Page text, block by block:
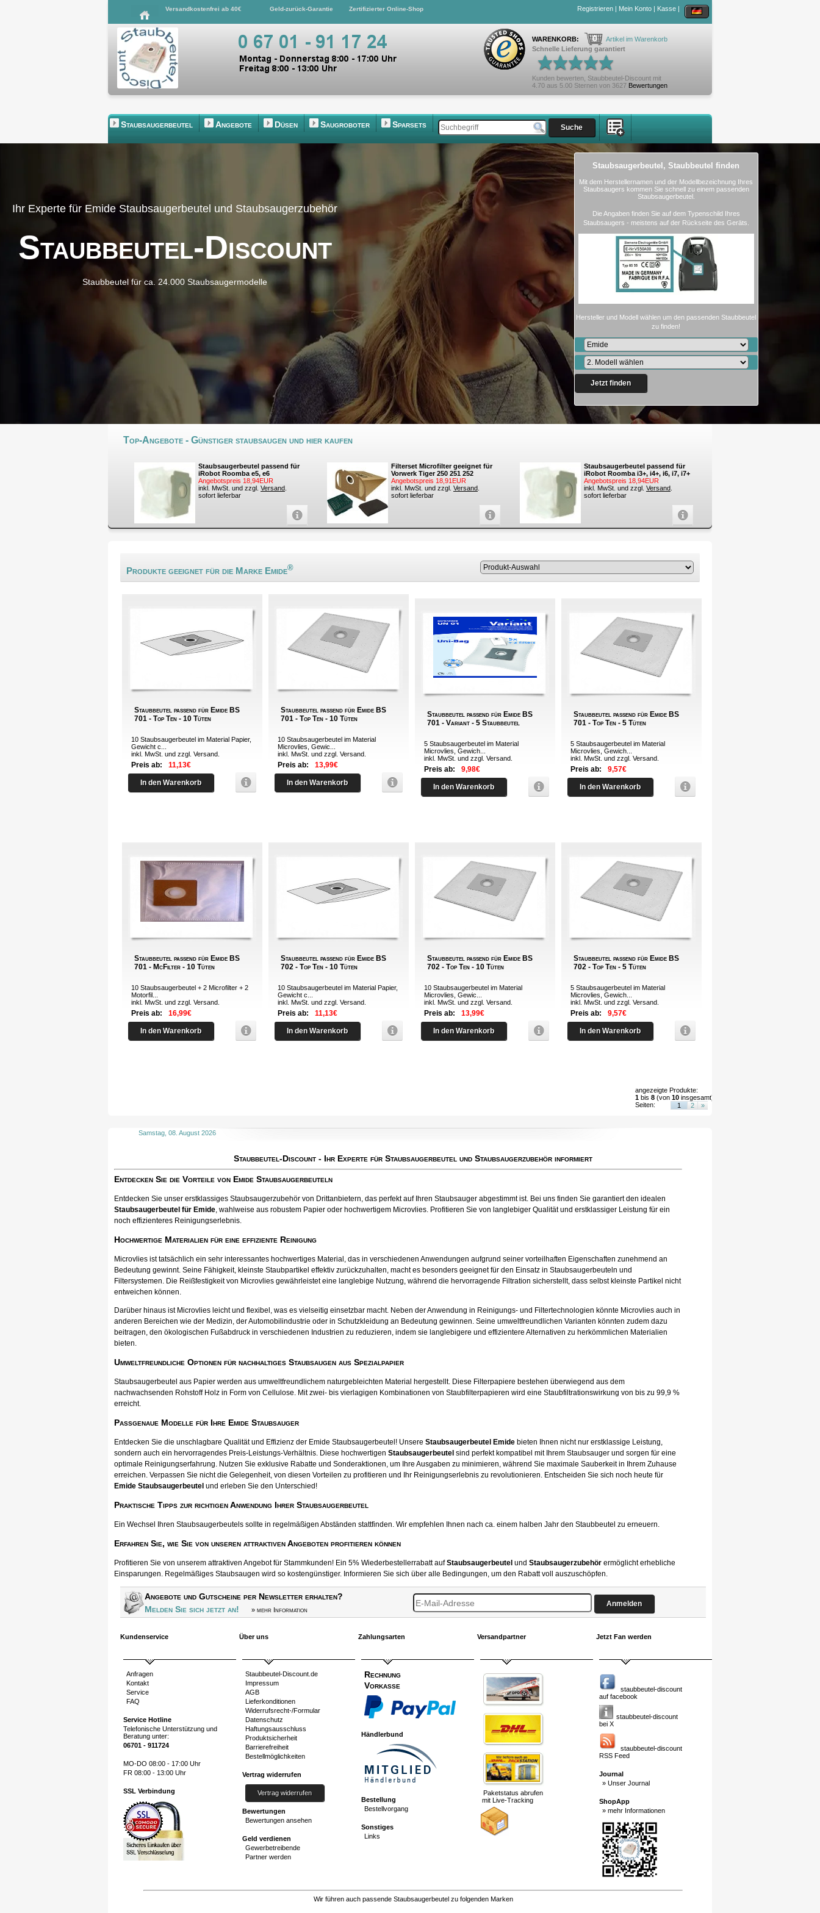
Versandkostenfrei ab 40€ Geld-zurück-Garantie Zertifizierter Online-Shop Registrieren | Mein Konto | Kasse |
WARENKORB: 0
Artikel im Warenkorb
Schnelle Lieferung garantiert
Kunden bewerten, Staubbeutel-Discount mit
4.70 aus 5.00 Sternen von 3627 Bewertungen
Staubsaugerbeutel Angebote Düsen Saugroboter Sparsets
Ihr Experte für Emide Staubsaugerbeutel und Staubsaugerzubehör
Staubbeutel-Discount
Staubbeutel für ca. 24.000 Staubsaugermodelle
Staubsaugerbeutel, Staubbeutel finden
Mit dem Herstellernamen und der Modellbezeichnung Ihres
Staubsaugers kommen Sie schnell zu einem passenden
Staubsaugerbeutel.
Die Angaben finden Sie auf dem Typenschild Ihres
Staubsaugers - meistens auf der Rückseite des Geräts.
Hersteller und Modell wählen um den passenden Staubbeutel
zu finden!
Jetzt finden
Top-Angebote - Günstiger staubsaugen und hier kaufen
Staubsaugerbeutel passend für
iRobot Roomba e5, e6
Angebotspreis 18,94EUR
inkl. MwSt. und zzgl. Versand
sofort lieferbar
Filterset Microfilter geeignet für
Vorwerk Tiger 250 251 252
Angebotspreis 18,91EUR
inkl. MwSt. und zzgl. Versand
sofort lieferbar
Staubsaugerbeutel passend für
iRobot Roomba i3+, i4+, i6, i7, i7+
Angebotspreis 18,94EUR
inkl. MwSt. und zzgl. Versand
sofort lieferbar
Produkte geeignet für die Marke Emide®
Staubbeutel passend für Emide BS
701 - Top Ten - 10 Tüten
10 Staubsaugerbeutel im Material Papier,
Gewicht c...
inkl. MwSt. und zzgl. Versand
Preis ab: 11,13€
In den Warenkorb
Staubbeutel passend für Emide BS
701 - Top Ten - 10 Tüten
10 Staubsaugerbeutel im Material
Microvlies, Gewic...
inkl. MwSt. und zzgl. Versand
Preis ab: 13,99€
In den Warenkorb
Staubbeutel passend für Emide BS
701 - Variant - 5 Staubbeutel
5 Staubsaugerbeutel im Material
Microvlies, Gewich...
inkl. MwSt. und zzgl. Versand
Preis ab: 9,98€
In den Warenkorb
Staubbeutel passend für Emide BS
701 - Top Ten - 5 Tüten
5 Staubsaugerbeutel im Material
Microvlies, Gewich...
inkl. MwSt. und zzgl. Versand
Preis ab: 9,57€
In den Warenkorb
Staubbeutel passend für Emide BS
701 - McFilter - 10 Tüten
10 Staubsaugerbeutel + 2 Microfilter + 2
Motorfil...
inkl. MwSt. und zzgl. Versand
Preis ab: 16,99€
In den Warenkorb
Staubbeutel passend für Emide BS
702 - Top Ten - 10 Tüten
10 Staubsaugerbeutel im Material Papier,
Gewicht c...
inkl. MwSt. und zzgl. Versand
Preis ab: 11,13€
In den Warenkorb
Staubbeutel passend für Emide BS
702 - Top Ten - 10 Tüten
10 Staubsaugerbeutel im Material
Microvlies, Gewic...
inkl. MwSt. und zzgl. Versand
Preis ab: 13,99€
In den Warenkorb
Staubbeutel passend für Emide BS
702 - Top Ten - 5 Tüten
5 Staubsaugerbeutel im Material
Microvlies, Gewich...
inkl. MwSt. und zzgl. Versand
Preis ab: 9,57€
In den Warenkorb
angezeigte Produkte:
1 bis 8 (von 10 insgesamt)
Seiten:
1 2 »
Samstag, 08. August 2026
Staubbeutel-Discount - Ihr Experte für Staubsaugerbeutel und Staubsaugerzubehör informiert
Entdecken Sie die Vorteile von Emide Staubsaugerbeuteln
Entdecken Sie unser erstklassiges Staubsaugerzubehör von Drittanbietern, das perfekt auf Ihren Staubsauger abgestimmt ist. Bei uns finden Sie garantiert den idealen
Staubsaugerbeutel für Emide, wahlweise aus robustem Papier oder hochwertigem Microvlies. Profitieren Sie von langlebiger Qualität und erstklassiger Leistung für ein
noch effizienteres Reinigungserlebnis.
Hochwertige Materialien für eine effiziente Reinigung
Microvlies ist tatsächlich ein sehr interessantes hochwertiges Material, das in verschiedenen Anwendungen aufgrund seiner vorteilhaften Eigenschaften zunehmend an
Bedeutung gewinnt. Seine Fähigkeit, kleinste Staubpartikel effektiv zurückzuhalten, macht es besonders geeignet für den Einsatz in Staubsaugerbeuteln und
Filtersystemen. Die Reißfestigkeit von Microvlies gewährleistet eine langlebige Nutzung, während die hervorragende Filtration sicherstellt, dass selbst kleinste Partikel nicht
entweichen können.
Darüber hinaus ist Microvlies leicht und flexibel, was es vielseitig einsetzbar macht. Neben der Anwendung in Reinigungs- und Filtertechnologien könnte Microvlies auch in
anderen Bereichen wie der Medizin, der Automobilindustrie oder in Schutzkleidung an Bedeutung gewinnen. Seine umweltfreundlichen Varianten könnten zudem dazu
beitragen, den ökologischen Fußabdruck in verschiedenen Industrien zu reduzieren, indem sie langlebigere und effizientere Alternativen zu herkömmlichen Materialien
bieten.
Umweltfreundliche Optionen für nachhaltiges Staubsaugen aus Spezialpapier
Staubsaugerbeutel aus Papier werden aus umweltfreundlichem naturgebleichten Material hergestellt. Diese Filterpapiere bestehen überwiegend aus dem
nachwachsenden Rohstoff Holz in Form von Cellulose. Mit zwei- bis vierlagigen Kombinationen von Staubfilterpapieren wird eine Staubfiltrationswirkung von bis zu 99,9 %
erreicht.
Passgenaue Modelle für Ihre Emide Staubsauger
Entdecken Sie die unschlagbare Qualität und Effizienz der Emide Staubsaugerbeutel! Unsere Staubsaugerbeutel Emide bieten Ihnen nicht nur erstklassige Leistung,
sondern auch ein hervorragendes Preis-Leistungs-Verhältnis. Diese hochwertigen Staubsaugerbeutel sind perfekt kompatibel mit Ihrem Staubsauger und sorgen für eine
optimale Reinigungserfahrung. Nutzen Sie exklusive Rabatte und Sonderaktionen, um Ihre Ausgaben zu minimieren, während Sie maximale Sauberkeit in Ihrem Zuhause
erreichen. Verpassen Sie nicht die Gelegenheit, von diesen Vorteilen zu profitieren und Ihr Reinigungserlebnis zu revolutionieren. Entscheiden Sie sich noch heute für
Emide Staubsaugerbeutel und erleben Sie den Unterschied!
Praktische Tipps zur richtigen Anwendung Ihrer Staubsaugerbeutel
Ein Wechsel Ihren Staubsaugerbeutels sollte in regelmäßigen Abständen stattfinden. Wir empfehlen Ihnen nach ca. einem halben Jahr den Staubbeutel zu erneuern.
Erfahren Sie, wie Sie von unseren attraktiven Angeboten profitieren können
Profitieren Sie von unserem attraktiven Angebot für Stammkunden! Ein 5% Wiederbestellerrabatt aufStaubsaugerbeutel und Staubsaugerzubehör ermöglicht erhebliche
Einsparungen. Regelmäßiges Staubsaugen wird so kostengünstiger. Informieren Sie sich über alle Bedingungen, um den Rabatt voll auszuschöpfen.
Angebote und Gutscheine per Newsletter erhalten?
Melden Sie sich jetzt an!
» mehr Information
Kundenservice
Anfragen
Kontakt
Service
FAQ
Service Hotline
Telefonische Unterstützung und
Beratung unter:
06701 - 911724
MO-DO 08:00 - 17:00 Uhr
FR 08:00 - 13:00 Uhr
SSL Verbindung
Über uns
Staubbeutel-Discount.de
Impressum
AGB
Lieferkonditionen
Widerrufsrecht-/Formular
Datenschutz
Haftungsausschluss
Produktsicherheit
Barrierefreiheit
Bestellmöglichkeiten
Vertrag widerrufen
Vertrag widerrufen
Bewertungen
Bewertungen ansehen
Geld verdienen
Gewerbetreibende
Partner werden
Zahlungsarten
Rechnung
Vorkasse
Händlerbund
Bestellung
Bestellvorgang
Sonstiges
Links
Versandpartner
Paketstatus abrufen
mit Live-Tracking
Jetzt Fan werden
staubbeutel-discount
auf facebook
staubbeutel-discount
bei X
staubbeutel-discount
RSS Feed
Journal
» Unser Journal
ShopApp
» mehr Informationen
Wir führen auch passende Staubsaugerbeutel zu folgenden Marken